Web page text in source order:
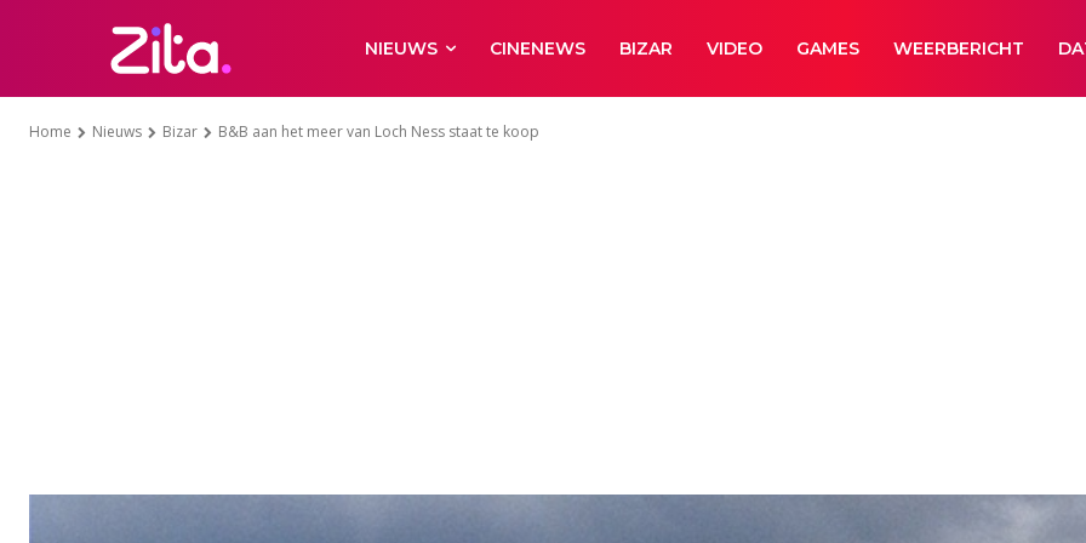
NIEUWS CINENEWS BIZAR VIDEO GAMES WEERBERICHT
Home Nieuws Bizar B&B aan het meer van Loch Ness staat te koop